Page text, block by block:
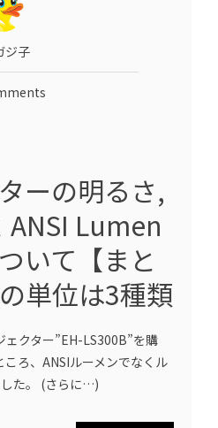
ジ子
ーの明るさ,
ANSI Lumen
いて【まと
単位は3種類
ェクター”EH-LS300B”を購
ろ、ANSIルーメンでなくル
た。 (さらに…)